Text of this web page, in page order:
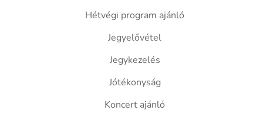
Hétvégi program ajánló
Jegyelővétel
Jegykezelés
Jótékonyság
Koncert ajánló